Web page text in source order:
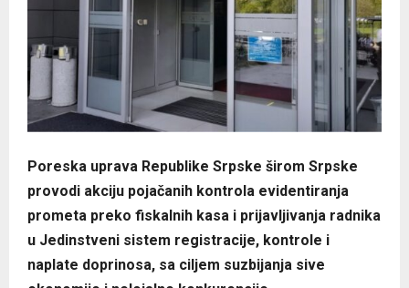
Poreska uprava Republike Srpske širom Srpske
provodi akciju pojačanih kontrola evidentiranja
prometa preko fiskalnih kasa i prijavljivanja radnika
u Јedinstveni sistem registracije, kontrole i
naplate doprinosa, sa ciljem suzbijanja sive